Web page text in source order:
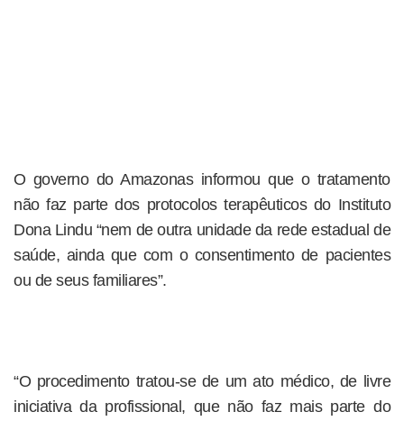
O governo do Amazonas informou que o tratamento
não faz parte dos protocolos terapêuticos do Instituto
Dona Lindu “nem de outra unidade da rede estadual de
saúde, ainda que com o consentimento de pacientes
ou de seus familiares”.
“O procedimento tratou-se de um ato médico, de livre
iniciativa da profissional, que não faz mais parte do